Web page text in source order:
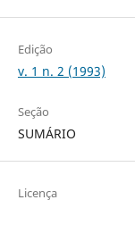
Edição
v. 1 n. 2 (1993)
Seção
SUMÁRIO
Licença